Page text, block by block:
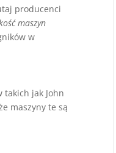
producenci
maszyn
w
takich jak John
maszyny te są